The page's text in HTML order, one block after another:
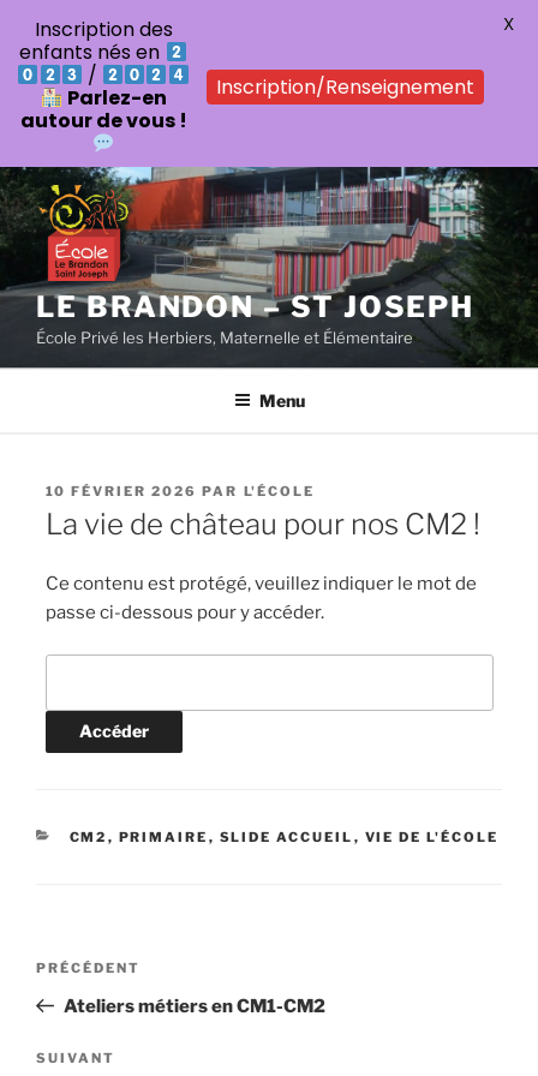
Aller
au
contenu
principal
LE BRANDON – ST JOSEPH
École Privé les Herbiers, Maternelle et Élémentaire
Menu
PUBLIÉ
LE
10 FÉVRIER 2026 PAR L'ÉCOLE
La vie de château pour nos CM2 !
Ce contenu est protégé, veuillez indiquer le mot de
passe ci-dessous pour y accéder.
CATÉGORIES
CM2 , PRIMAIRE , SLIDE ACCUEIL , VIE DE L'ÉCOLE
Navigation
l’article
Article
précédent
PRÉCÉDENT
Ateliers métiers en CM1-CM2
Article
SUIVANT
Inscription des
enfants nés en
/
Parlez-en
autour de vous !
Inscription/Renseignement
X